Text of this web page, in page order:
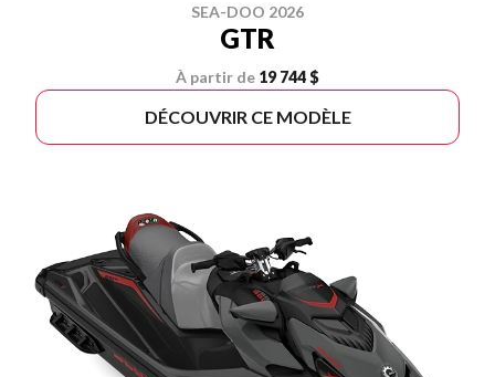
SEA-DOO 2026
GTR
À partir de 19 744 $
DÉCOUVRIR CE MODÈLE